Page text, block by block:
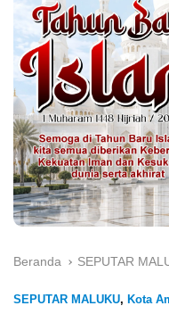
Beranda SEPUTAR
SEPUTAR MALUKU, Kota